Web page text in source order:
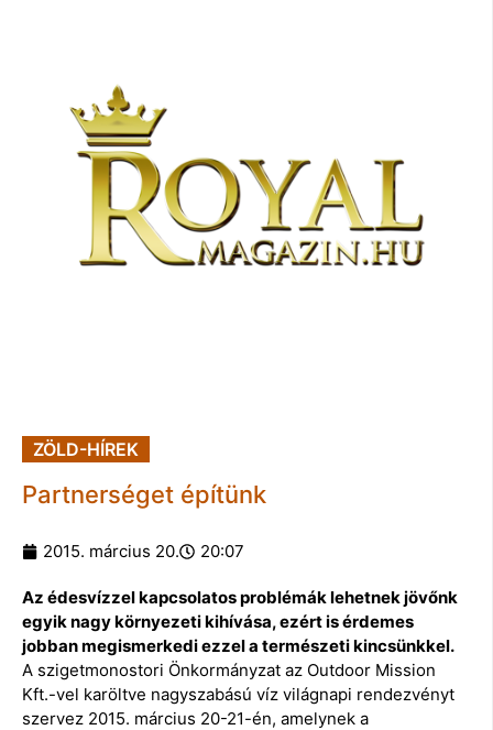
ZÖLD-HÍREK
Partnerséget építünk
2015. március 20. 20:07
Az édesvízzel kapcsolatos problémák lehetnek jövőnk
egyik nagy környezeti kihívása, ezért is érdemes
jobban megismerkedi ezzel a természeti kincsünkkel.
A szigetmonostori Önkormányzat az Outdoor Mission
Kft.-vel karöltve nagyszabású víz világnapi rendezvényt
szervez 2015. március 20-21-én, amelynek a